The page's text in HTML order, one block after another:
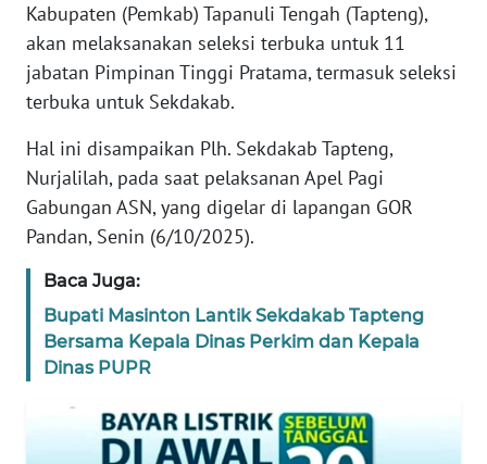
Kabupaten (Pemkab) Tapanuli Tengah (Tapteng),
akan melaksanakan seleksi terbuka untuk 11
jabatan Pimpinan Tinggi Pratama, termasuk seleksi
terbuka untuk Sekdakab.
Hal ini disampaikan Plh. Sekdakab Tapteng,
Nurjalilah, pada saat pelaksanan Apel Pagi
Gabungan ASN, yang digelar di lapangan GOR
Pandan, Senin (6/10/2025).
Baca Juga:
Bupati Masinton Lantik Sekdakab Tapteng
Bersama Kepala Dinas Perkim dan Kepala
Dinas PUPR
PEDOMAN
MEDIA
SIBER
KARIR
DISCLAIMER
Wahana
Regional